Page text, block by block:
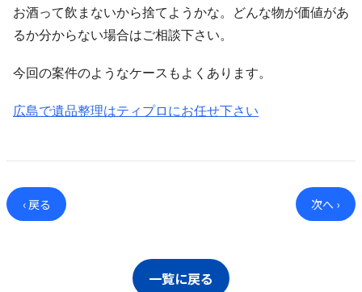
お酒って飲まないから捨てようかな。どんな物が価値があ
るか分からない場合はご相談下さい。
今回の案件のようなケースもよくあります。
広島で遺品整理はティプロにお任せ下さい
‹ 戻る 次へ ›
一覧に戻る